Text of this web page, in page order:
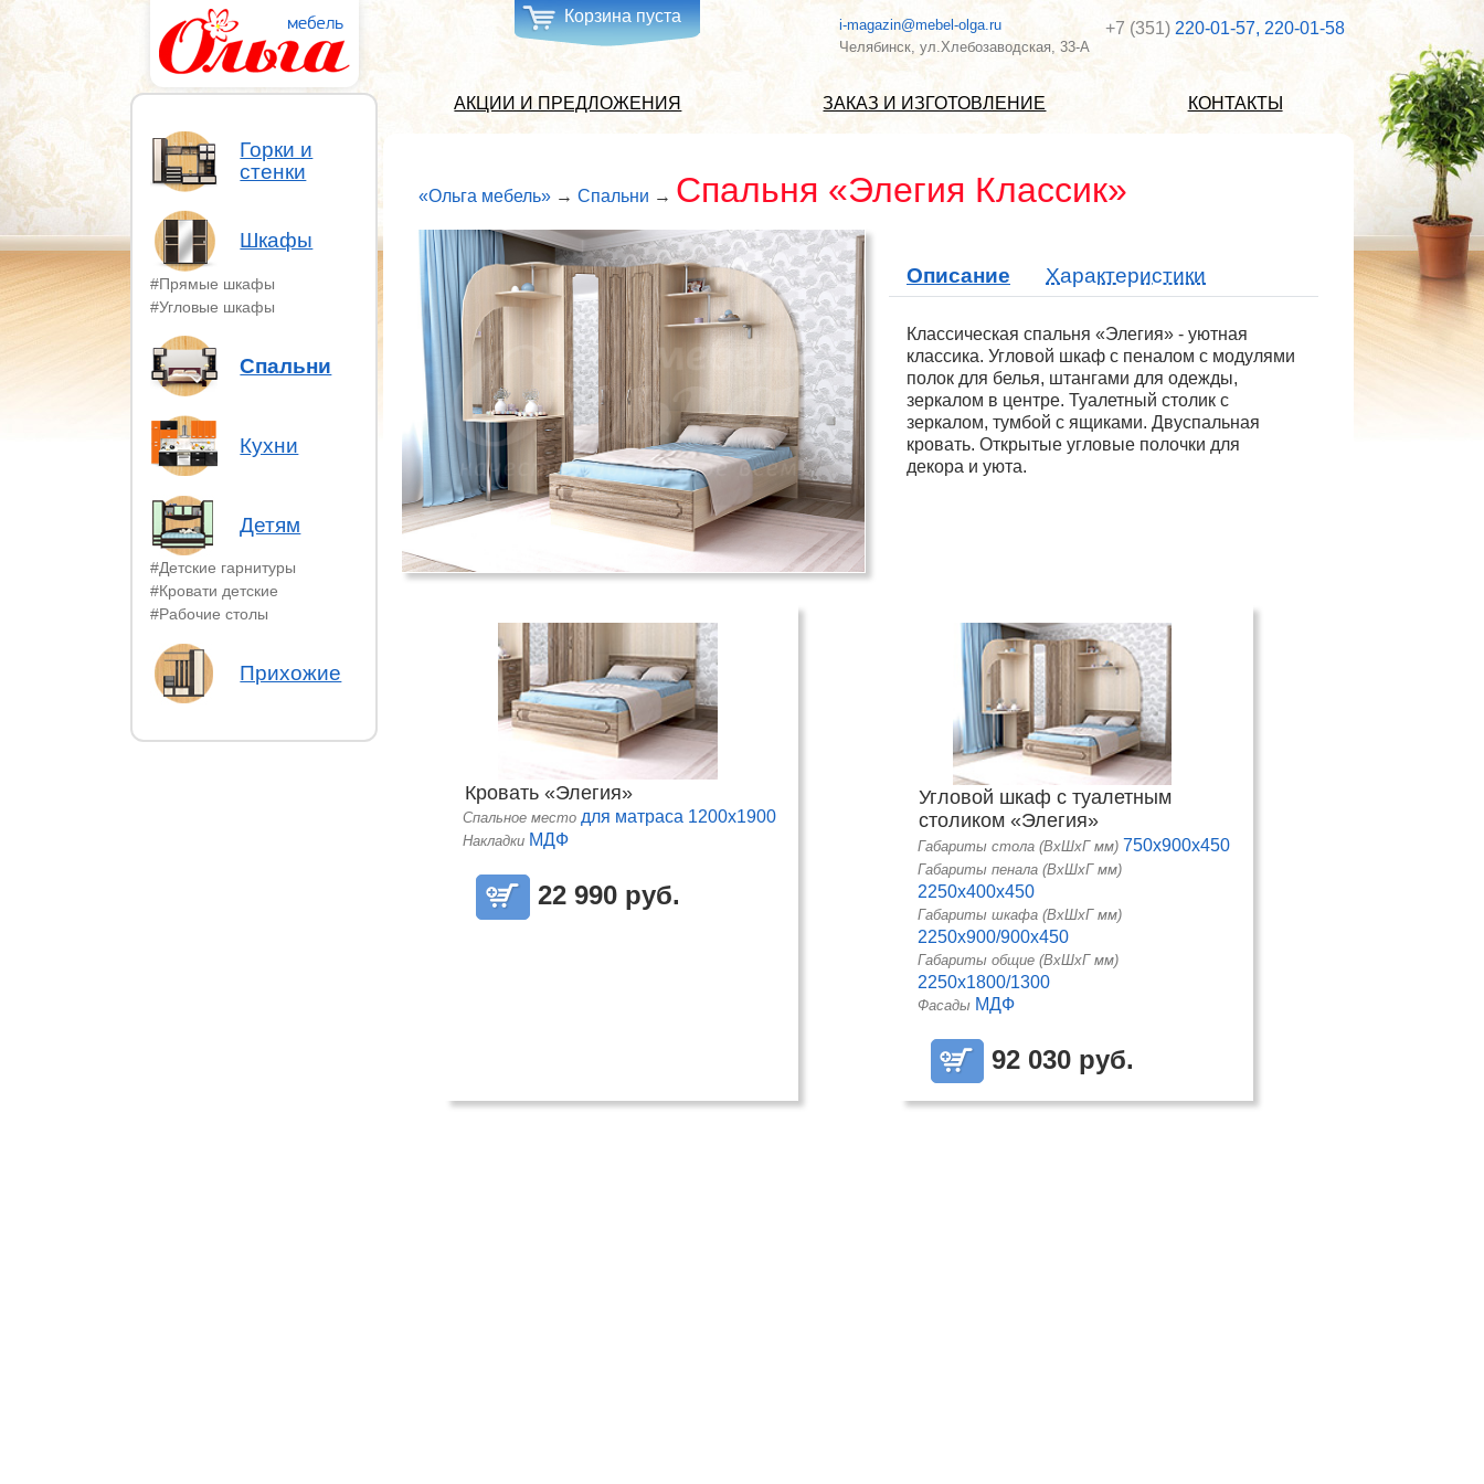
i-magazin@mebel-olga.ru
Челябинск, ул.Хлебозаводская, 33-А
+7 (351) 220-01-57, 220-01-58
АКЦИИ И ПРЕДЛОЖЕНИЯ ЗАКАЗ И ИЗГОТОВЛЕНИЕ КОНТАКТЫ
Корзина пуста
Горки и
стенки
Шкафы
#Прямые шкафы
#Угловые шкафы
Спальни
Кухни
Детям
#Детские гарнитуры
#Кровати детские
#Рабочие столы
Прихожие
«Ольга мебель» → Спальни → Спальня «Элегия Классик»
Описание Характеристики
Классическая спальня «Элегия» - уютная
классика. Угловой шкаф с пеналом с модулями
полок для белья, штангами для одежды,
зеркалом в центре. Туалетный столик с
зеркалом, тумбой с ящиками. Двуспальная
кровать. Открытые угловые полочки для
декора и уюта.
Кровать «Элегия»
Спальное место для матраса 1200х1900
Накладки МДФ
22 990 руб.
Угловой шкаф с туалетным
столиком «Элегия»
Габариты стола (ВхШхГ мм)750х900х450
Габариты пенала (ВхШхГ мм)
2250х400х450
Габариты шкафа (ВхШхГ мм)
2250х900/900х450
Габариты общие (ВхШхГ мм)
2250х1800/1300
ФасадыМДФ
92 030 руб.